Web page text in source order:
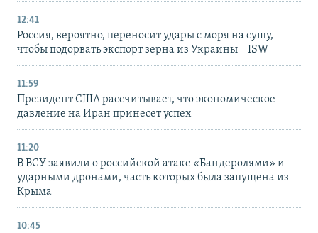
12:41
Россия, вероятно, переносит удары с моря на сушу,
чтобы подорвать экспорт зерна из Украины – ISW
11:59
Президент США рассчитывает, что экономическое
давление на Иран принесет успех
11:20
В ВСУ заявили о российской атаке «Бандеролями» и
ударными дронами, часть которых была запущена из
Крыма
10:45